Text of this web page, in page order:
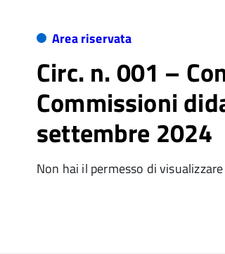
Area riservata
Circ. n. 001 –
Commissioni
settembre 2024
Non hai il permesso di